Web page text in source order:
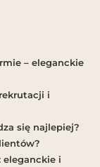
– eleganckie
i
się najlepiej?
eleganckie i